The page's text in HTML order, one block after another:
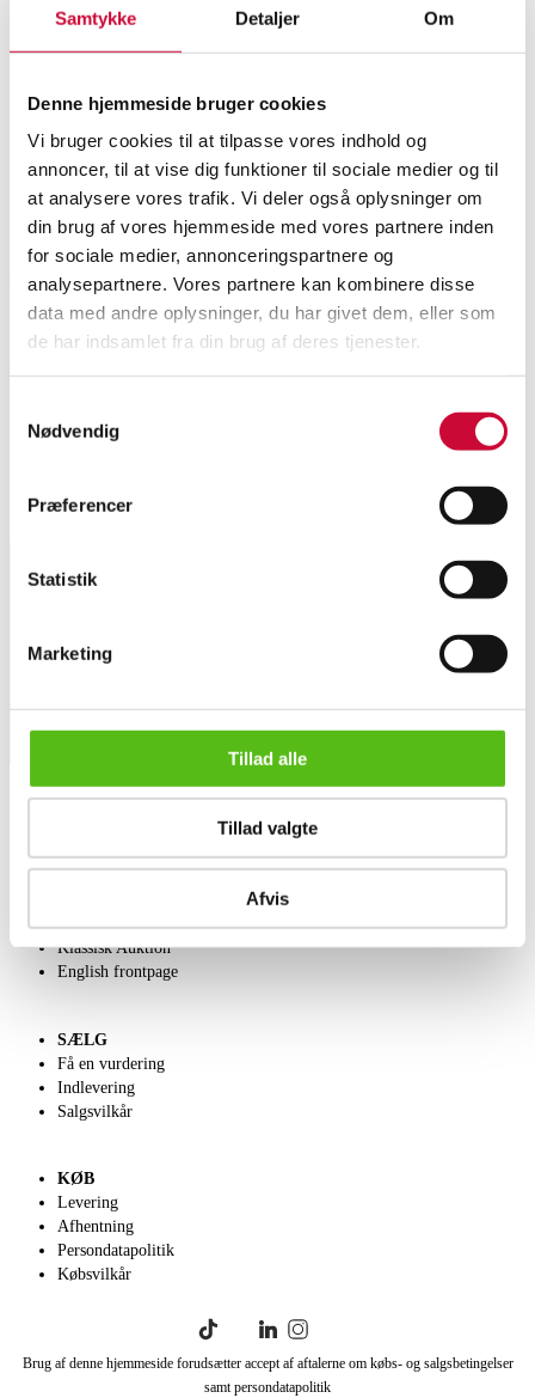
Samtykke Detaljer Om
Denne hjemmeside bruger cookies
Vi bruger cookies til at tilpasse vores indhold og
annoncer, til at vise dig funktioner til sociale medier og til
at analysere vores trafik. Vi deler også oplysninger om
din brug af vores hjemmeside med vores partnere inden
for sociale medier, annonceringspartnere og
analysepartnere. Vores partnere kan kombinere disse
data med andre oplysninger, du har givet dem, eller som
de har indsamlet fra din brug af deres tjenester.
Nødvendig
Præferencer
Statistik
Marketing
Tillad alle
Tillad valgte
Afvis
Spejle
Stort New Yorker spejl med hvidlakeret ramme i jern str 180x...
Stort New Yorker spejl med
hvidlakeret ramme i jern str
180x90 cm.
SHOWROOM
Odense
VURDERING
DKK 1.000
VARENUMMER
6498907
Momsvare
Beskrivelse
Stort New Yorker spejl med hvidlakeret ramme i jern, med sprosser. Mål:
OM OS
Om Lauritz.com
Velgørenhed
Klassisk Auktion
English frontpage
SÆLG
Få en vurdering
Indlevering
Salgsvilkår
KØB
Levering
Afhentning
Persondatapolitik
Købsvilkår
Brug af denne hjemmeside forudsætter accept af aftalerne om købs- og salgsbetingelser
samt persondatapolitik